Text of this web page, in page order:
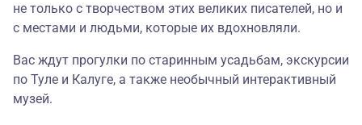
не только с творчеством этих великих писателей, но и
с местами и людьми, которые их вдохновляли.
Вас ждут прогулки по старинным усадьбам, экскурсии
по Туле и Калуге, а также необычный интерактивный
музей.